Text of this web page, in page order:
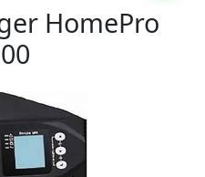
HomePro